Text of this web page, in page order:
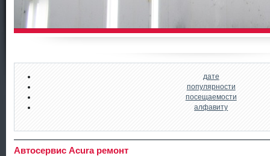
дате
популярности
посещаемости
алфавиту
Автосервис Acura ремонт